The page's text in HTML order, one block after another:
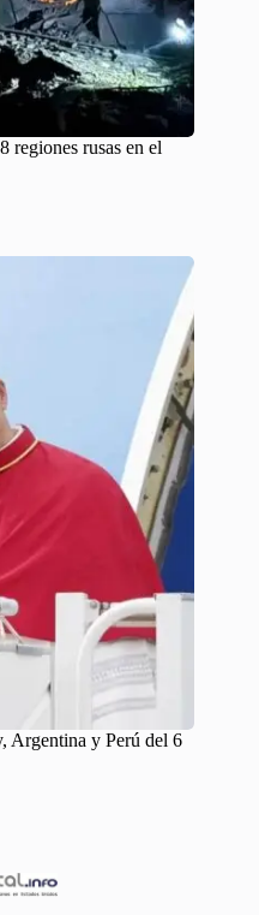
regiones rusas en el
Argentina y Perú del 6